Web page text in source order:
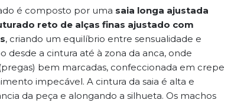
é composto por uma saia longa ajustada
reto de alças finas ajustado com
, criando um equilíbrio entre sensualidade e
desde a cintura até à zona da anca, onde
bem marcadas, confeccionada em crepe
impecável. A cintura da saia é alta e
da peça e alongando a silhueta. Os machos